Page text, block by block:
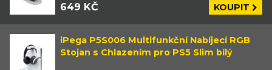
649 KČ KOUPIT
iPega P5S006 Multifunkční Nabíjecí RGB
Stojan s Chlazením pro PS5 Slim bílý